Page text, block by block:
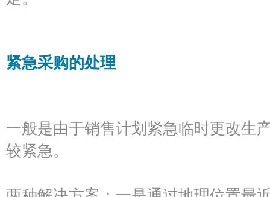
紧急采购的处理
一般是由于销售计划紧急临时更改生
较紧急。